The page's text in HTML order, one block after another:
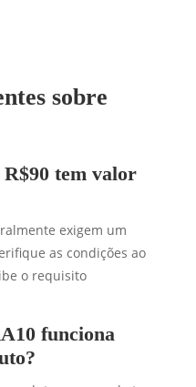
sobre
R$90 tem valor
exigem um
as condições ao
o requisito
funciona